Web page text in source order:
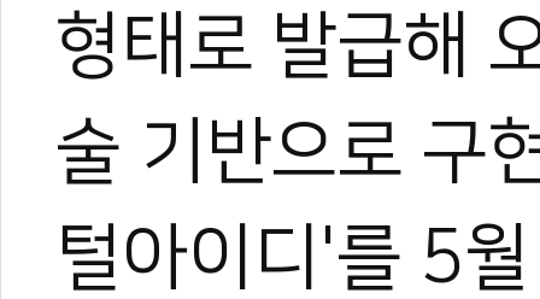
형태로 발급해
술 기반으로 구
털아이디'를 5